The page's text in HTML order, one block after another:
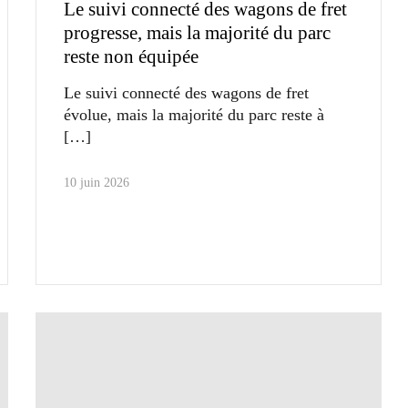
Le suivi connecté des wagons de fret
progresse, mais la majorité du parc
reste non équipée
Le suivi connecté des wagons de fret
évolue, mais la majorité du parc reste à
10 juin 2026